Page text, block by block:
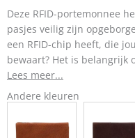
Deze RFID-portemonnee
pasjes veilig zijn
een RFID-chip heeft, die
bewaart? Het is belangrijk
Lees meer...
Andere kleuren